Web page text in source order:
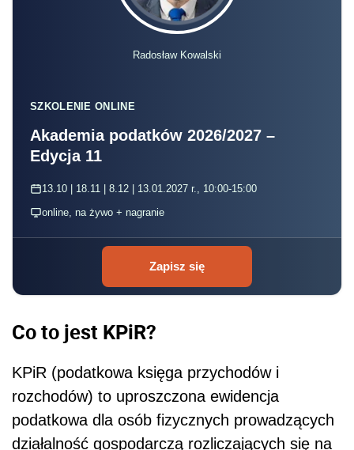
Radosław Kowalski
SZKOLENIE ONLINE
Akademia podatków 2026/2027 –
Edycja 11
13.10 | 18.11 | 8.12 | 13.01.2027 r., 10:00-15:00
online, na żywo + nagranie
Zapisz się
Co to jest KPiR?
KPiR (podatkowa księga przychodów i
rozchodów) to uproszczona ewidencja
podatkowa dla osób fizycznych prowadzących
działalność gospodarczą rozliczających się na